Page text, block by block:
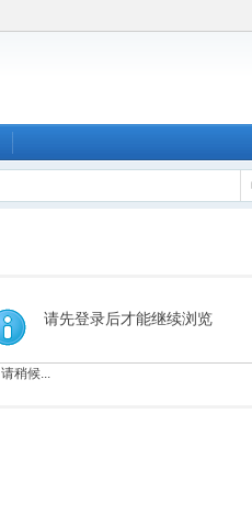
请先登录后才能继续浏览
请稍候...